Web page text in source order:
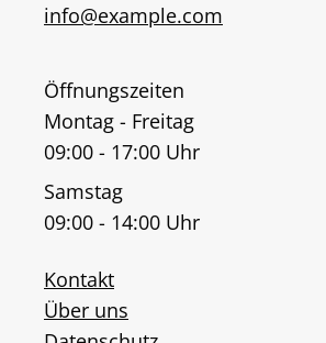
info@example.com
Öffnungszeiten
Montag - Freitag
09:00 - 17:00 Uhr
Samstag
09:00 - 14:00 Uhr
Kontakt
Über uns